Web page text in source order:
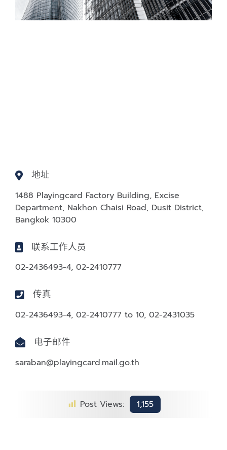
地址
1488 Playingcard Factory Building, Excise
Department, Nakhon Chaisi Road, Dusit District,
Bangkok 10300
联系工作人员
02-2436493-4, 02-2410777
传真
02-2436493-4, 02-2410777 to 10, 02-2431035
电子邮件
saraban@playingcard.mail.go.th
Post Views: 1,155